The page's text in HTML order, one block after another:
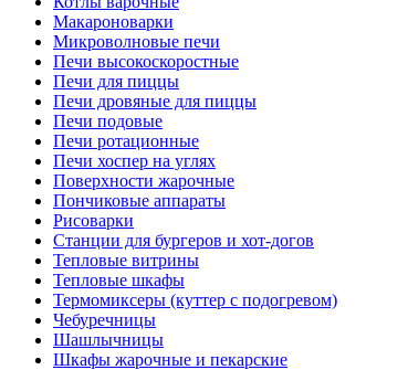
Макароноварки
Микроволновые печи
Печи высокоскоростные
Печи для пиццы
Печи дровяные для пиццы
Печи подовые
Печи ротационные
Печи хоспер на углях
Поверхности жарочные
Пончиковые аппараты
Рисоварки
Станции для бургеров и хот-догов
Тепловые витрины
Тепловые шкафы
Термомиксеры (куттер с подогревом)
Чебуречницы
Шашлычницы
Шкафы жарочные и пекарские